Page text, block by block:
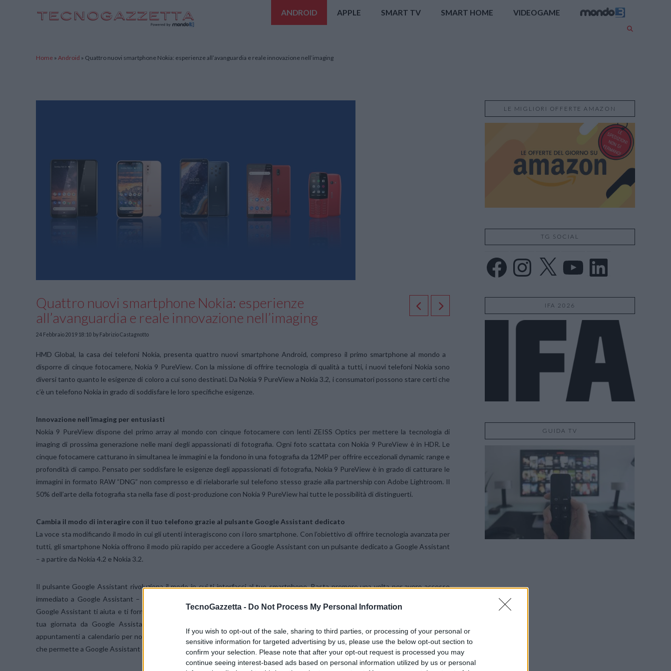
TecnoGazzetta - Do Not Process My Personal Information
If you wish to opt-out of the sale, sharing to third parties, or processing of your personal or
sensitive information for targeted advertising by us, please use the below opt-out section to
confirm your selection. Please note that after your opt-out request is processed you may
continue seeing interest-based ads based on personal information utilized by us or personal
ANDROID APPLE SMART TV SMART HOME VIDEOGAME
Home » Android » Quattro nuovi smartphone Nokia: esperienze all’avanguardia e reale innovazione nell’imaging
Quattro nuovi smartphone Nokia: esperienze
all’avanguardia e reale innovazione nell’imaging
24 Febbraio 2019 18:10 by Fabrizio Castagnotto
HMD Global, la casa dei telefoni Nokia, presenta quattro nuovi smartphone Android, compreso il primo smartphone al mondo a
disporre di cinque fotocamere, Nokia 9 PureView. Con la missione di offrire tecnologia di qualità a tutti, i nuovi telefoni Nokia sono
diversi tanto quanto le esigenze di coloro a cui sono destinati. Da Nokia 9 PureView a Nokia 3.2, i consumatori possono stare certi che
c’è un telefono Nokia in grado di soddisfare le loro specifiche esigenze.
Innovazione nell’imaging per entusiasti
Nokia 9 PureView dispone del primo array al mondo con cinque fotocamere con lenti ZEISS Optics per mettere la tecnologia di
imaging di prossima generazione nelle mani degli appassionati di fotografia. Ogni foto scattata con Nokia 9 PureView è in HDR. Le
cinque fotocamere catturano in simultanea le immagini e la fondono in una fotografia da 12MP per offrire eccezionali dynamic range e
profondità di campo. Pensato per soddisfare le esigenze degli appassionati di fotografia, Nokia 9 PureView è in grado di catturare le
immagini in formato RAW “DNG” non compresso e di rielaborarle sul telefono stesso grazie alla partnership con Adobe Lightroom. Il
50% dell’arte della fotografia sta nella fase di post-produzione con Nokia 9 PureView hai tutte le possibilità di distinguerti.
Cambia il modo di interagire con il tuo telefono grazie al pulsante Google Assistant dedicato
La voce sta modificando il modo in cui gli utenti interagiscono con i loro smartphone. Con l’obiettivo di offrire tecnologia avanzata per
tutti, gli smartphone Nokia offrono il modo più rapido per accedere a Google Assistant con un pulsante dedicato a Google Assistant
– a partire da Nokia 4.2 e Nokia 3.2.
Il pulsante Google Assistant rivoluziona il modo in cui ti interfacci al tuo smartphone. Basta premere una volta per avere accesso
immediato a Google Assistant – che si tratti di indicazioni stradali, fare telefonate, ascoltare la musica o avere qualche risposta,
Google Assistant ti aiuta e ti fornisce informazioni più velocemente che mai. Premendo due volte ottieni uno snapshop visivo della
tua giornata da Google Assistant con suggerimenti intelligenti e personalizzati, comprese informazioni relative ai trasporti,
appuntamenti a calendario per non dimenticare mai più un impegno! Se si tiene premuto, il pulsante attiva la modalità walkie-talkie
che permette a Google Assistant di ascoltare eventuali richieste più complesse fino al rilascio.
LE MIGLIORI OFFERTE AMAZON
TG SOCIAL
Facebook Instagram YouTube LinkedIn
IFA 2026
GUIDA TV